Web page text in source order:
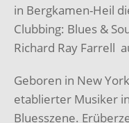
in Bergkamen-Heil
Clubbing: Blues &
Richard Ray Farrell
Geboren in New
etablierter Musiker
Bluesszene.